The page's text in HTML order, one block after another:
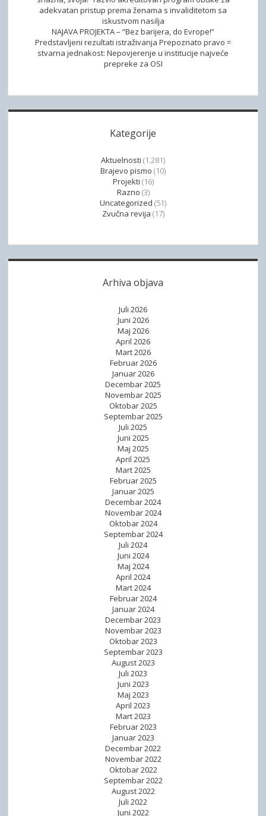
adekvatan pristup prema ženama s invaliditetom sa
iskustvom nasilja
NAJAVA PROJEKTA – “Bez barijera, do Evrope!”
Predstavljeni rezultati istraživanja Prepoznato pravo =
stvarna jednakost: Nepovjerenje u institucije najveće
prepreke za OSI
Kategorije
Aktuelnosti (1.281)
Brajevo pismo (10)
Projekti (16)
Razno (3)
Uncategorized (51)
Zvučna revija (17)
Arhiva objava
Juli 2026
Juni 2026
Maj 2026
April 2026
Mart 2026
Februar 2026
Januar 2026
Decembar 2025
Novembar 2025
Oktobar 2025
Septembar 2025
Juli 2025
Juni 2025
Maj 2025
April 2025
Mart 2025
Februar 2025
Januar 2025
Decembar 2024
Novembar 2024
Oktobar 2024
Septembar 2024
Juli 2024
Juni 2024
Maj 2024
April 2024
Mart 2024
Februar 2024
Januar 2024
Decembar 2023
Novembar 2023
Oktobar 2023
Septembar 2023
August 2023
Juli 2023
Juni 2023
Maj 2023
April 2023
Mart 2023
Februar 2023
Januar 2023
Decembar 2022
Novembar 2022
Oktobar 2022
Septembar 2022
August 2022
Juli 2022
Juni 2022